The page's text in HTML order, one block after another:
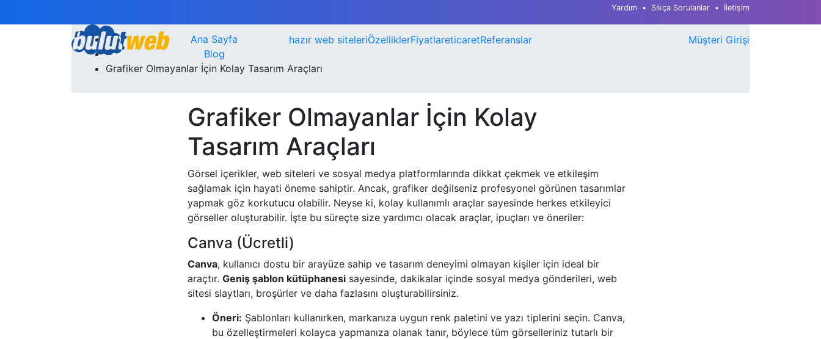
Yardım Sıkça Sorulanlar İletişim
hazır web siteleriÖzelliklerFiyatlareticaretReferanslar Müşteri Girişi
Ana Sayfa
Blog
Grafiker Olmayanlar İçin Kolay Tasarım Araçları
Grafiker Olmayanlar İçin Kolay
Tasarım Araçları
Görsel içerikler, web siteleri ve sosyal medya platformlarında dikkat çekmek ve etkileşim
sağlamak için hayati öneme sahiptir. Ancak, grafiker değilseniz profesyonel görünen tasarımlar
yapmak göz korkutucu olabilir. Neyse ki, kolay kullanımlı araçlar sayesinde herkes etkileyici
görseller oluşturabilir. İşte bu süreçte size yardımcı olacak araçlar, ipuçları ve öneriler:
Canva (Ücretli)
Canva, kullanıcı dostu bir arayüze sahip ve tasarım deneyimi olmayan kişiler için ideal bir
araçtır. Geniş şablon kütüphanesi sayesinde, dakikalar içinde sosyal medya gönderileri, web
sitesi slaytları, broşürler ve daha fazlasını oluşturabilirsiniz.
Öneri: Şablonları kullanırken, markanıza uygun renk paletini ve yazı tiplerini seçin. Canva,
bu özelleştirmeleri kolayca yapmanıza olanak tanır, böylece tüm görselleriniz tutarlı bir